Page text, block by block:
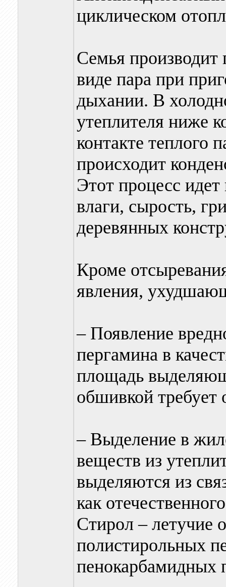
циклическом
Семья производит
виде пара при
дыхании. В
утеплителя ниже
контакте теплого
происходит
Этот процесс
влаги, сырость,
деревянных
Кроме
явления,
– Появление
пергамина в
площадь
обшивкой требует
– Выделение в
веществ из
выделяются из
как
Стирол – летучие
полистирольных
пенокарбамидных